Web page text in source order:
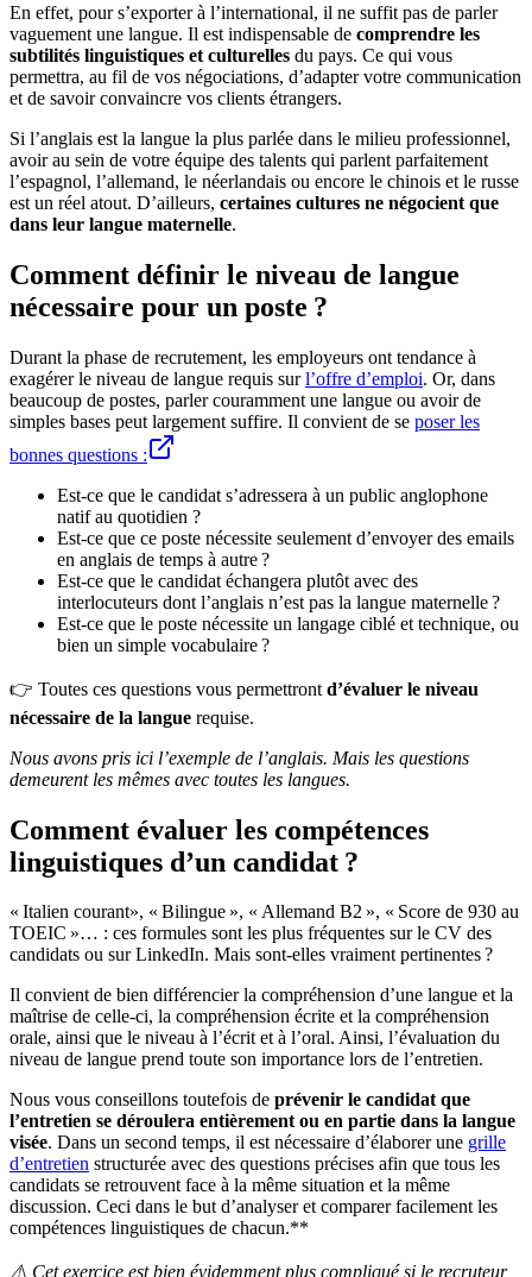
En effet, pour s’exporter à l’international, il ne suffit pas de parler
vaguement une langue. Il est indispensable de comprendre les
subtilités linguistiques et culturelles du pays. Ce qui vous
permettra, au fil de vos négociations, d’adapter votre communication
et de savoir convaincre vos clients étrangers.
Si l’anglais est la langue la plus parlée dans le milieu professionnel,
avoir au sein de votre équipe des talents qui parlent parfaitement
l’espagnol, l’allemand, le néerlandais ou encore le chinois et le russe
est un réel atout. D’ailleurs, certaines cultures ne négocient que
dans leur langue maternelle.
Comment définir le niveau de langue
nécessaire pour un poste ?
Durant la phase de recrutement, les employeurs ont tendance à
exagérer le niveau de langue requis surl’offre d’emploi. Or, dans
beaucoup de postes, parler couramment une langue ou avoir de
simples bases peut largement suffire. Il convient de se poser les
bonnes questions :
Est-ce que le candidat s’adressera à un public anglophone
natif au quotidien ?
Est-ce que ce poste nécessite seulement d’envoyer des emails
en anglais de temps à autre ?
Est-ce que le candidat échangera plutôt avec des
interlocuteurs dont l’anglais n’est pas la langue maternelle ?
Est-ce que le poste nécessite un langage ciblé et technique, ou
bien un simple vocabulaire ?
👉 Toutes ces questions vous permettront d’évaluer le niveau
nécessaire de la langue requise.
Nous avons pris ici l’exemple de l’anglais. Mais les questions
demeurent les mêmes avec toutes les langues.
Comment évaluer les compétences
linguistiques d’un candidat ?
« Italien courant», « Bilingue », « Allemand B2 », « Score de 930 au
TOEIC »… : ces formules sont les plus fréquentes sur le CV des
candidats ou sur LinkedIn. Mais sont-elles vraiment pertinentes ?
Il convient de bien différencier la compréhension d’une langue et la
maîtrise de celle-ci, la compréhension écrite et la compréhension
orale, ainsi que le niveau à l’écrit et à l’oral. Ainsi, l’évaluation du
niveau de langue prend toute son importance lors de l’entretien.
Nous vous conseillons toutefois de prévenir le candidat que
l’entretien se déroulera entièrement ou en partie dans la langue
visée. Dans un second temps, il est nécessaire d’élaborer une grille
d’entretien structurée avec des questions précises afin que tous les
candidats se retrouvent face à la même situation et la même
discussion. Ceci dans le but d’analyser et comparer facilement les
compétences linguistiques de chacun.**
⚠️ Cet exercice est bien évidemment plus compliqué si le recruteur